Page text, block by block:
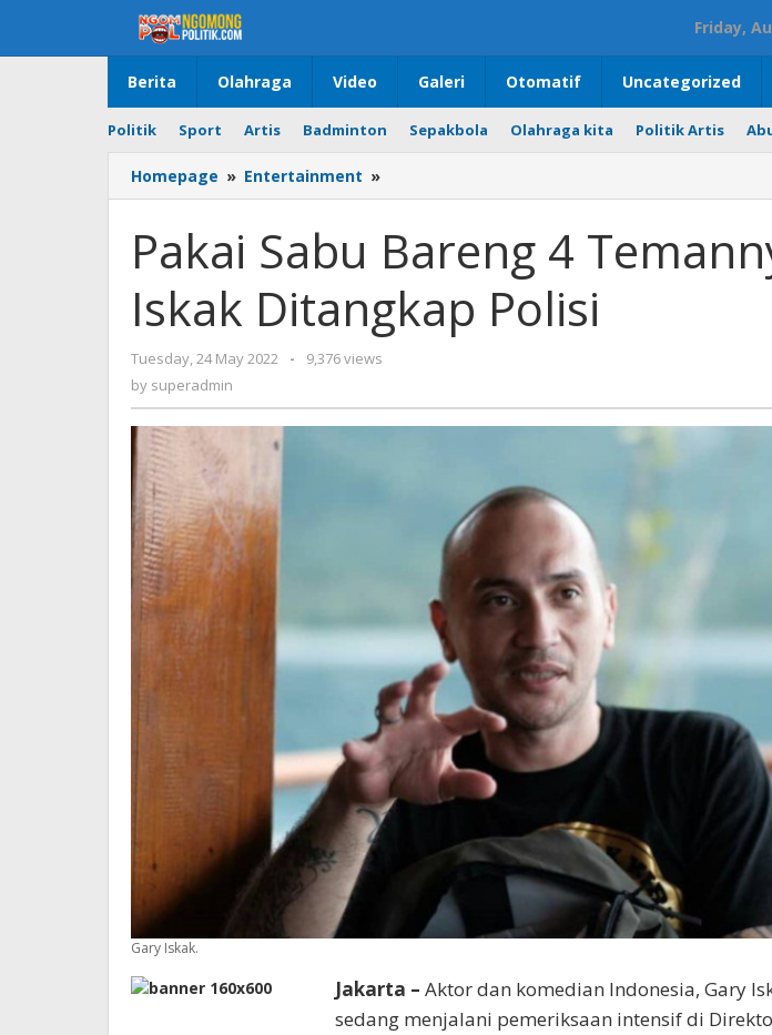
content
Friday,
Berita Olahraga Video Galeri Otomatif Uncategorized
Politik Sport Artis Badminton Sepakbola Olahraga kita Politik Artis
Homepage » Entertainment »
Sabu
4
Temannya,
Gary
Iskak
Ditangkap
Pakai Sabu Bareng 4
Iskak Ditangkap Polisi
Tuesday, 24 May 2022
by
-
9,376 views
by superadmin
Gary Iskak.
Jakarta – Aktor dan komedian Indonesia, Gary
sedang menjalani pemeriksaan intensif di